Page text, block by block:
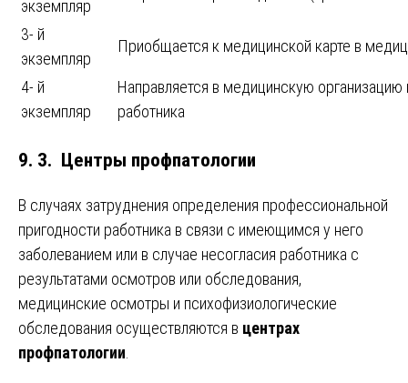
экземпляр
3- й
экземпляр
Приобщается к медицинской карте в
4- й
экземпляр
Направляется в медицинскую
работника
9. 3. Центры профпатологии
В случаях затруднения определения профессиональной
пригодности работника в связи с имеющимся у него
заболеванием или в случае несогласия работника с
результатами осмотров или обследования,
медицинские осмотры и психофизиологические
обследования осуществляются в центрах
профпатологии